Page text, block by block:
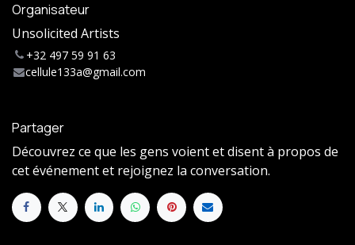
Organisateur
Unsolicited Artists
+32 497 59 91 63
cellule133a@gmail.com
Partager
Découvrez ce que les gens voient et disent à propos de
cet événement et rejoignez la conversation.